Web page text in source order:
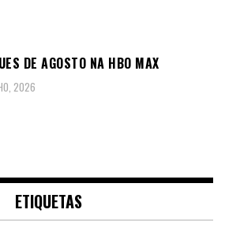
DE AGOSTO NA HBO MAX
2026
ETIQUETAS